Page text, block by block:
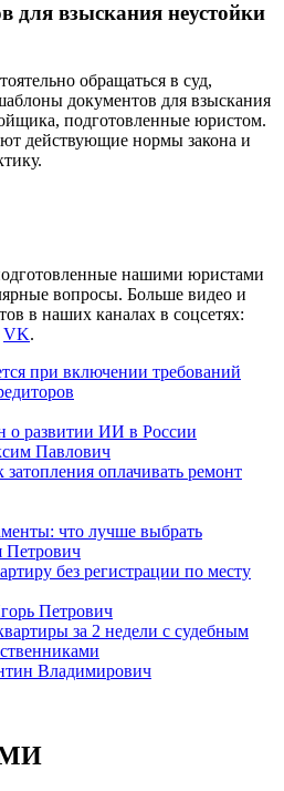
взыскания неустойки
обращаться в суд,
документов для взыскания
подготовленные юристом.
действующие нормы закона и
нашими юристами
вопросы. Больше видео и
в наших каналах в соцсетях:
VK.
при включении требований
о развитии ИИ в России
Павлович
оплачивать ремонт
что лучше выбрать
без регистрации по месту
Петрович
за 2 недели с судебным
Владимирович